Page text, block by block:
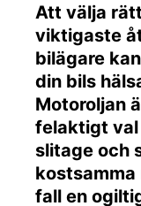
Att välja
viktigaste
bilägare
din bils
Motoroljan
felaktigt val
slitage och
fall en